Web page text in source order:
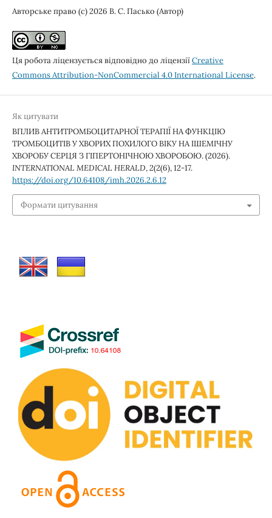
Авторське право (c) 2026 В. С. Пасько (Автор)
Ця робота ліцензується відповідно до ліцензіїCreative
Commons Attribution-NonCommercial 4.0 International License.
Як цитувати
ВПЛИВ АНТИТРОМБОЦИТАРНОЇ ТЕРАПІЇ НА ФУНКЦІЮ
ТРОМБОЦИТІВ У ХВОРИХ ПОХИЛОГО ВІКУ НА ІШЕМІЧНУ
ХВОРОБУ СЕРЦЯ З ГІПЕРТОНІЧНОЮ ХВОРОБОЮ. (2026).
INTERNATIONAL MEDICAL HERALD,2(2(6), 12-17.
https://doi.org/10.64108/imh.2026.2.6.12
Формати цитування